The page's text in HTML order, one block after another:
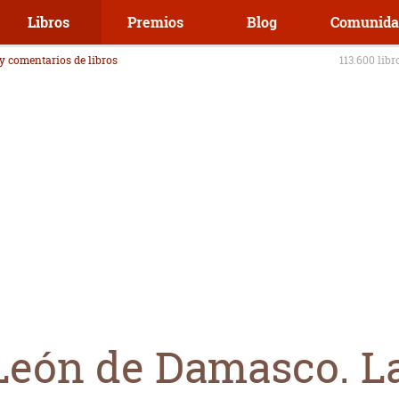
Libros Premios Blog
comentarios de libros 113.600
de Damasco.